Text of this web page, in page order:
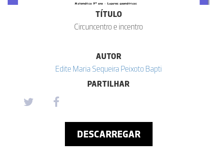
TÍTULO
Circuncentro e incentro
AUTOR
Edite Maria Sequeira Peixoto Bapti
PARTILHAR
DESCARREGAR